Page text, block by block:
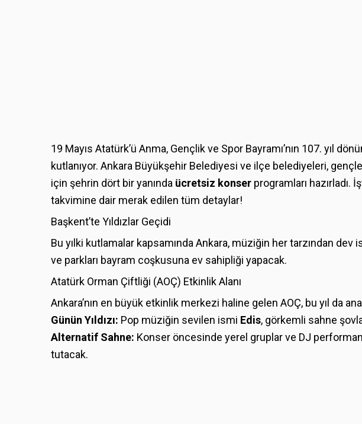
19 Mayıs Atatürk’ü Anma, Gençlik ve Spor Bayramı’nın 107. yıl
kutlanıyor. Ankara Büyükşehir Belediyesi ve ilçe belediyeleri,
için şehrin dört bir yanında ücretsiz konser programları hazırladı.
takvimine dair merak edilen tüm detaylar!
Başkent’te Yıldızlar Geçidi
Bu yılki kutlamalar kapsamında Ankara, müziğin her tarzından dev
ve parkları bayram coşkusuna ev sahipliği yapacak.
Atatürk Orman Çiftliği (AOÇ) Etkinlik Alanı
Ankara’nın en büyük etkinlik merkezi haline gelen AOÇ, bu yıl da
Günün Yıldızı: Pop müziğin sevilen ismi Edis, görkemli sahne
Alternatif Sahne: Konser öncesinde yerel gruplar ve DJ
tutacak.